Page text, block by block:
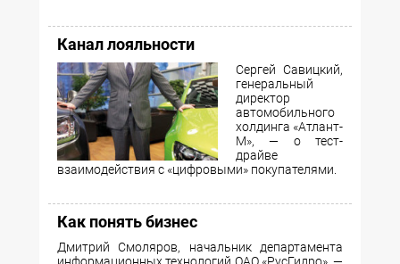
Канал лояльности
Сергей Савицкий,
генеральный
директор
автомобильного
холдинга «Атлант-
М», — о тест-
драйве
взаимодействия с «цифровыми» покупателями.
Как понять бизнес
Дмитрий Смоляров, начальник департамента